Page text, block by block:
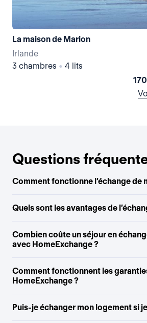
La maison de Marion
Irlande
3 chambres • 4 lits
Questions
Comment fonctionne l’échange de
Quels sont les avantages de
Combien coûte un séjour en
avec HomeExchange ?
Comment fonctionnent les
HomeExchange ?
Puis-je échanger mon logement si